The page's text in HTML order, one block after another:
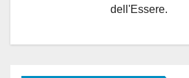
dell'Essere.